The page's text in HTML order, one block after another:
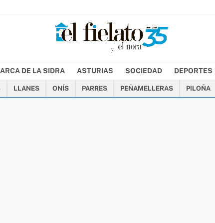
DE LA SIDRA ASTURIAS SOCIEDAD DEPORTES
LLANES ONÍS PARRES PEÑAMELLERAS PILOÑA